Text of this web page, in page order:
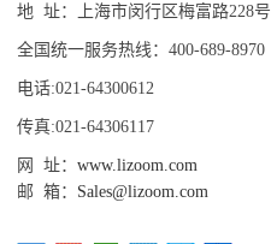
地 址：上海市闵行区梅富路228号
全国统一服务热线：400-689-8970
电话:021-64300612
传真:021-64306117
网 址：www.lizoom.com
邮 箱： Sales@lizoom.com